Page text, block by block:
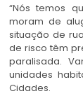
“Nós temos
moram de
situação de
de risco têm
paralisada.
unidades
Cidades.